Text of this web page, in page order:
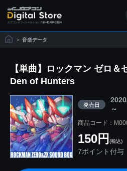
> 音楽データ
【単曲】ロックマン ゼロ
Den of Hunters
発売日
～
商品コード：
150円 (税込)
7ポイント付与